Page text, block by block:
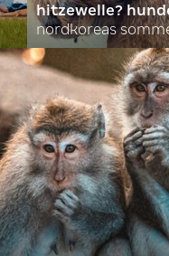
hitzewelle?